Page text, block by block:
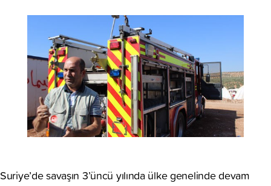
Suriye’de savaşın 3’üncü yılında ülke genelinde devam